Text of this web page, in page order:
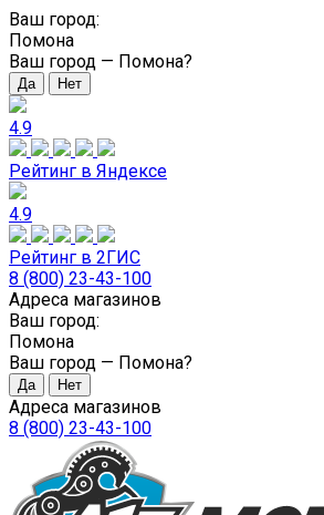
Ваш город:
Помона
Ваш город — Помона?
4.9
Рейтинг в Яндексе
4.9
Рейтинг в 2ГИС
8 (800) 23-43-100
Адреса магазинов
Ваш город:
Помона
Ваш город — Помона?
Адреса магазинов
8 (800) 23-43-100